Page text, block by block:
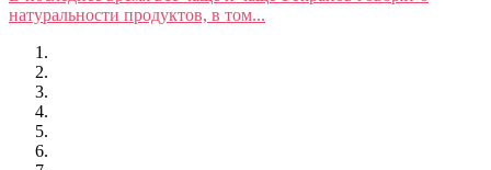
натуральности продуктов, в том...